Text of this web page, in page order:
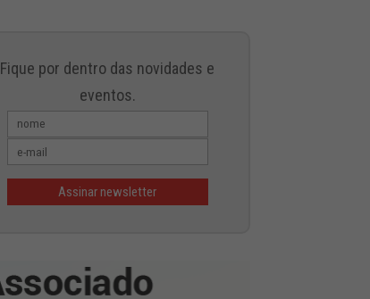
Fique por dentro das novidades e
eventos.